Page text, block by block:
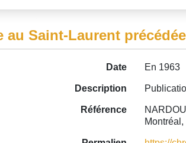
au Saint-Laurent
Date En 1963
Description
Référence